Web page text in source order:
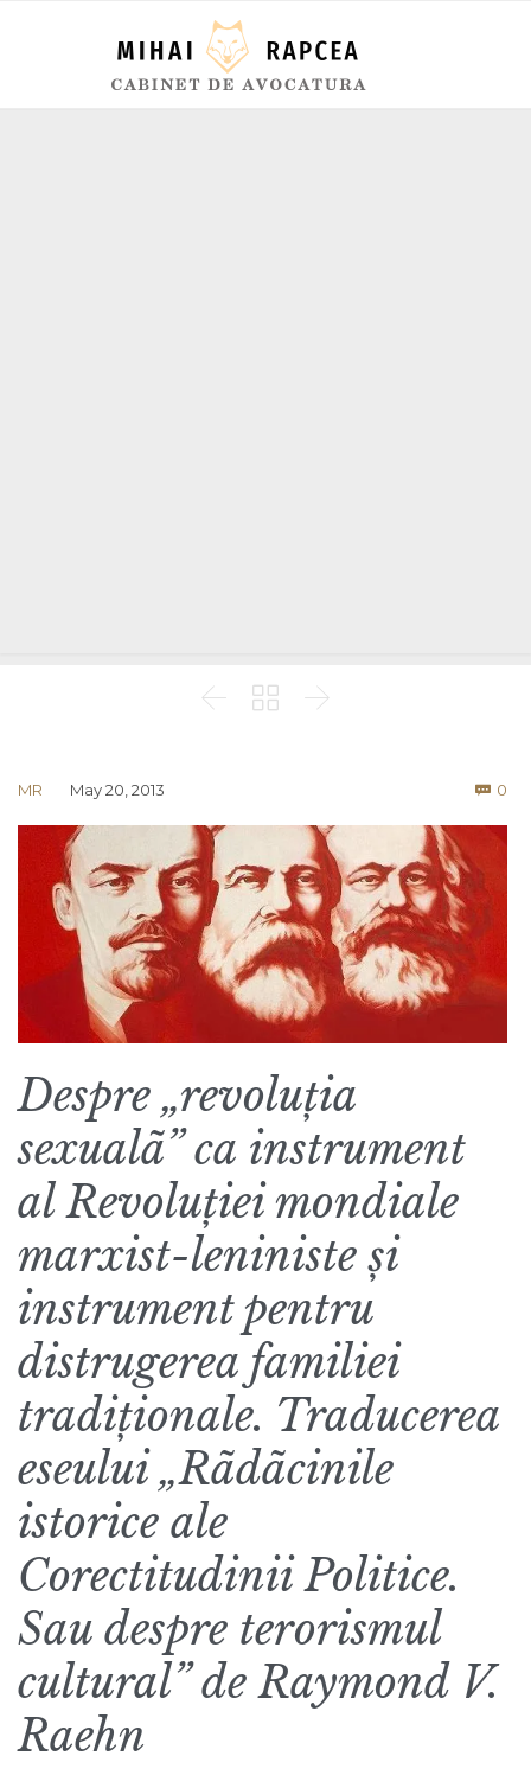
  
MR May 20, 2013  0
Despre „revoluția
sexualã” ca instrument
al Revoluției mondiale
marxist-leniniste și
instrument pentru
distrugerea familiei
tradiționale. Traducerea
eseului „Rãdãcinile
istorice ale
Corectitudinii Politice.
Sau despre terorismul
cultural” de Raymond V.
Raehn